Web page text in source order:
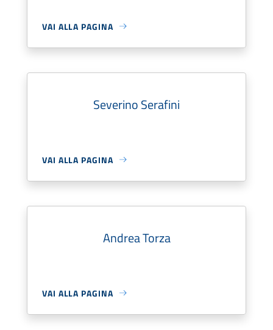
VAI ALLA PAGINA
Severino Serafini
VAI ALLA PAGINA
Andrea Torza
VAI ALLA PAGINA